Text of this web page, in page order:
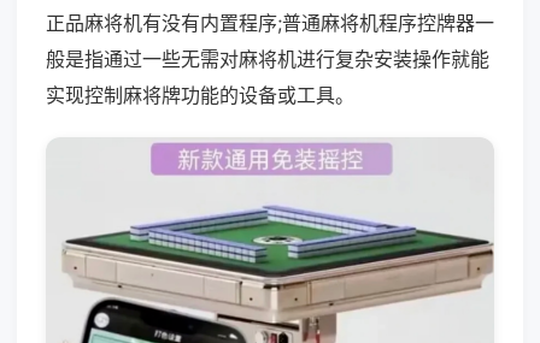
正品麻将机有没有内置程序;普通麻将机程序控牌器一
般是指通过一些无需对麻将机进行复杂安装操作就能
实现控制麻将牌功能的设备或工具。